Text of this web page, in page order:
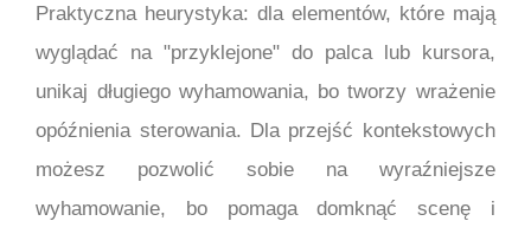
Praktyczna heurystyka: dla elementów, które mają
wyglądać na "przyklejone" do palca lub kursora,
unikaj długiego wyhamowania, bo tworzy wrażenie
opóźnienia sterowania. Dla przejść kontekstowych
możesz pozwolić sobie na wyraźniejsze
wyhamowanie, bo pomaga domknąć scenę i